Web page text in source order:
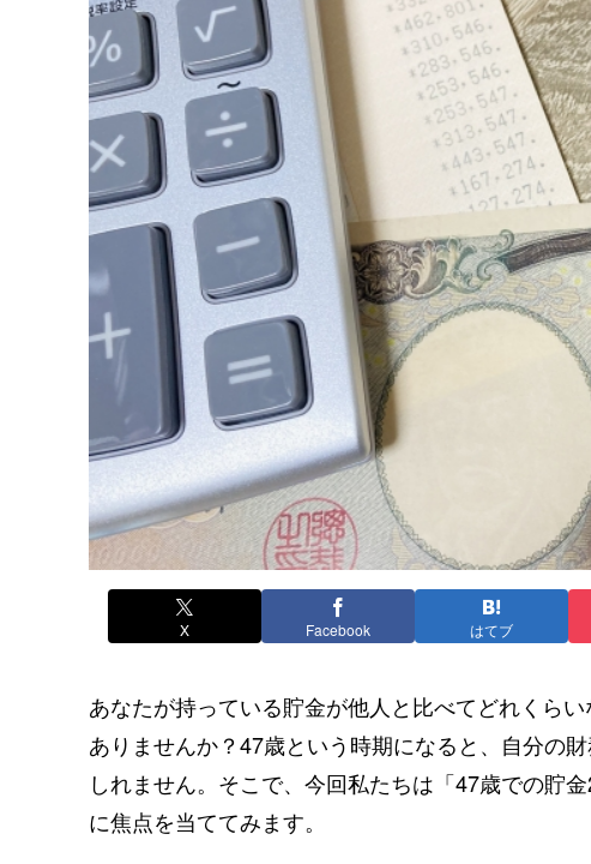
X Facebook はてブ
あなたが持っている貯金が他人と比べてどれくら
ありませんか？47歳という時期になると、自分の
しれません。そこで、今回私たちは「47歳での貯
に焦点を当ててみます。